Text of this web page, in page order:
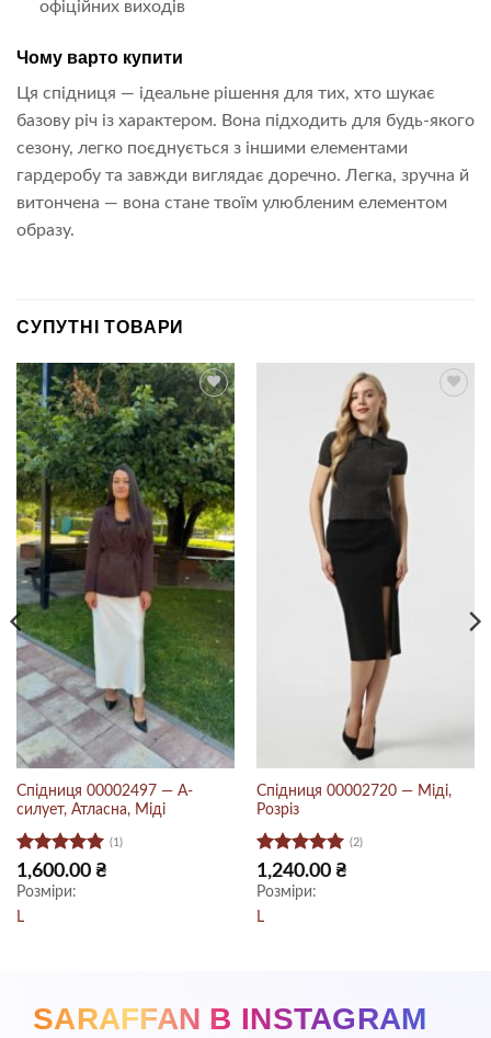
офіційних виходів
Чому варто купити
Ця спідниця — ідеальне рішення для тих, хто шукає
базову річ із характером. Вона підходить для будь-якого
сезону, легко поєднується з іншими елементами
гардеробу та завжди виглядає доречно. Легка, зручна й
витончена — вона стане твоїм улюбленим елементом
образу.
СУПУТНІ ТОВАРИ
Спідниця 00002497 — А-
силует, Атласна, Міді
Оцінено в
5з 5
(1)
1,600.00 ₴
Розміри:
L
Спідниця 00002720 — Міді,
Розріз
Оцінено в
5з 5
(2)
1,240.00 ₴
Розміри:
L
SARAFFAN В INSTAGRAM